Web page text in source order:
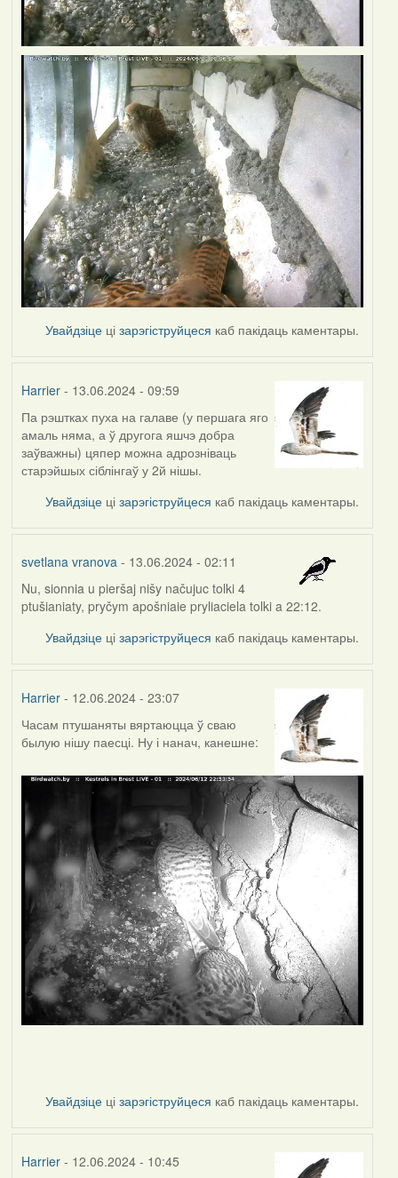
Увайдзіце цізарэгіструйцеся каб пакідаць каментары.
Harrier- 13.06.2024 - 09:59
Па рэштках пуха на галаве (у першага яго
амаль няма, а ў другога яшчэ добра
заўважны) цяпер можна адрозніваць
старэйшых сіблінгаў у 2й нішы.
Увайдзіце цізарэгіструйцеся каб пакідаць каментары.
svetlana vranova- 13.06.2024 - 02:11
Nu, sionnia u pieršaj nišy načujuc tolki 4
ptušianiaty, pryčym apošniaie pryliaciela tolki a 22:12.
Увайдзіце цізарэгіструйцеся каб пакідаць каментары.
Harrier- 12.06.2024 - 23:07
Часам птушаняты вяртаюцца ў сваю
былую нішу паесці. Ну і нанач, канешне:
Увайдзіце цізарэгіструйцеся каб пакідаць каментары.
Harrier- 12.06.2024 - 10:45